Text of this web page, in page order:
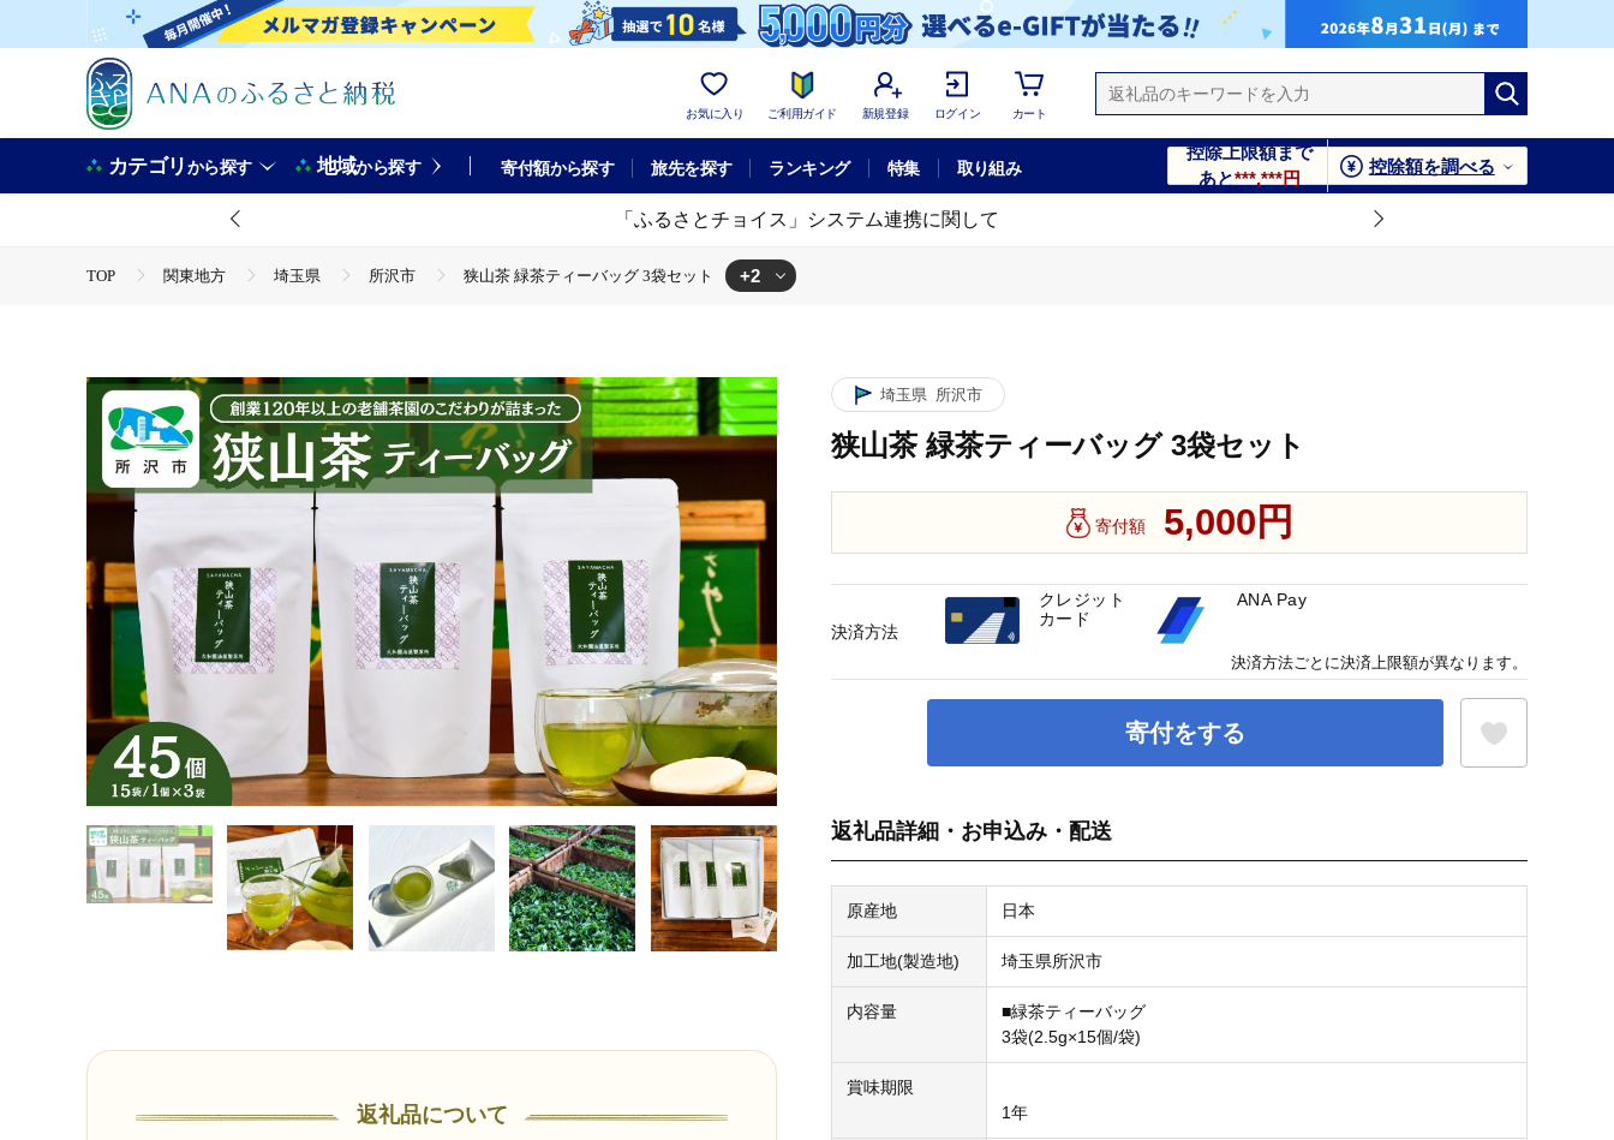
お気に入り ご利用ガイド 新規登録 ログイン カート
カテゴリから探す 地域から探す 寄付額から探す 旅先を探す ランキング 特集 取り組み
控除上限額まで
あと***,***円
控除額を調べる
「ふるさとチョイス」システム連携に関して
TOP 関東地方 埼玉県 所沢市 狭山茶 緑茶ティーバッグ 3袋セット +2
返礼品について
埼玉県 所沢市
狭山茶 緑茶ティーバッグ 3袋セット
寄付額 5,000円
寄付をする
返礼品詳細・お申込み・配送
原産地 日本
加工地(製造地) 埼玉県所沢市
内容量
■緑茶ティーバッグ
3袋(2.5g×15個/袋)
賞味期限
1年
決済方法
クレジット
カード
ANA Pay
決済方法ごとに決済上限額が異なります。